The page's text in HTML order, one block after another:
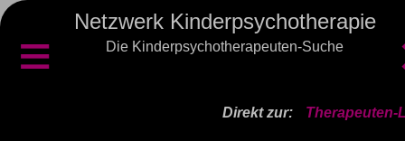
Netzwerk Kinderpsychotherapie
Die Kinderpsychotherapeuten-Suche
≡
Direkt zur: Therapeuten-